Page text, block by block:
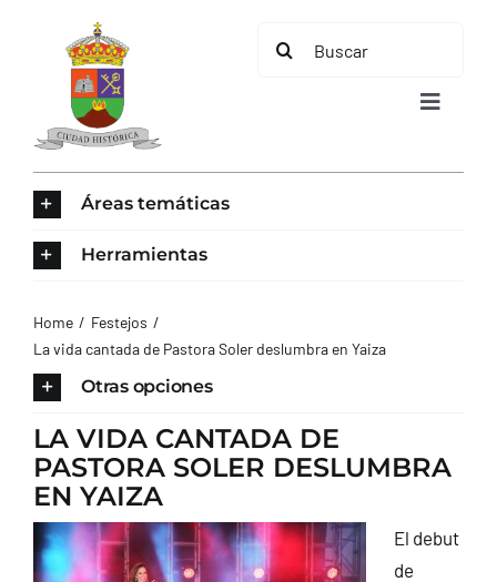
contenido
Buscar:
Toggle
AYUNTAMIENTO
TURISMO
CONTACTO
Áreas temáticas
Herramientas
Home
Festejos
La vida cantada de Pastora Soler deslumbra en Yaiza
Otras opciones
LA VIDA CANTADA DE
PASTORA SOLER DESLUMBRA
EN YAIZA
El debut
de